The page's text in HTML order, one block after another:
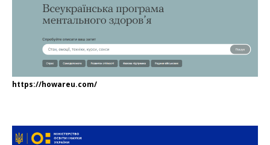
https://howareu.com/